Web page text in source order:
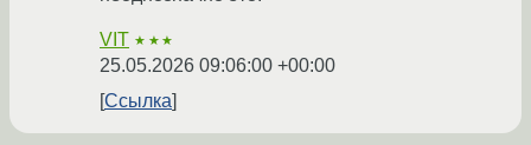
VIT ★★★
25.05.2026 09:06:00 +00:00
Ссылка